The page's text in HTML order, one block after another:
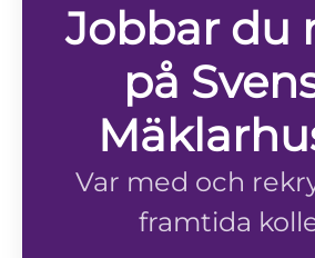
Jobbar du
på
Var med och
framtida